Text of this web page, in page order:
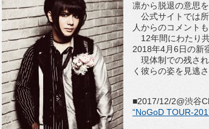
凛から脱退の意思
公式サイトでは
人からのコメント
12年間にわたり
2018年4月6日の新
現体制での残さ
く彼らの姿を見逃
■2017/12/2@渋谷
“NoGoD TOUR-